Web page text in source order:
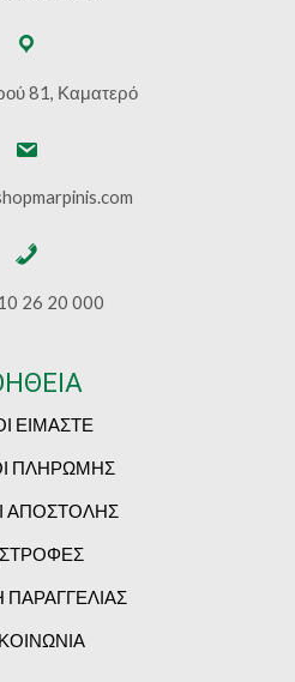
81, Καματερό
26 20 000
ΕΙΜΑΣΤΕ
ΠΛΗΡΩΜΗΣ
ΑΠΟΣΤΟΛΗΣ
ΠΑΡΑΓΓΕΛΙΑΣ